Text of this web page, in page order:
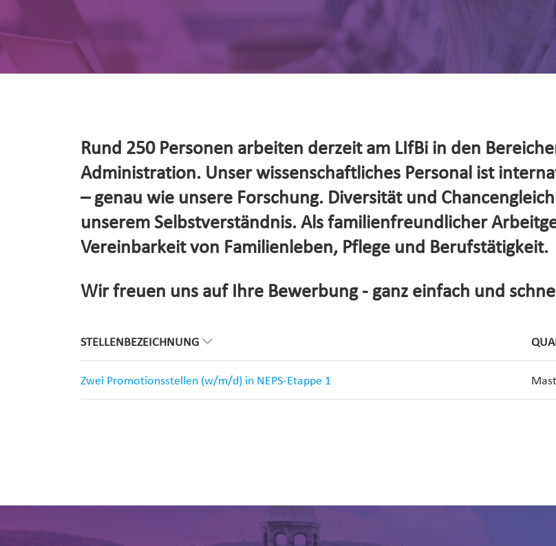
Rund 250 Personen arbeiten derzeit am LIfBi in den
Administration. Unser wissenschaftliches Personal ist
– genau wie unsere Forschung. Diversität und
unserem Selbstverständnis. Als familienfreundlicher
Vereinbarkeit von Familienleben, Pflege und Berufstätigkeit.
Wir freuen uns auf Ihre Bewerbung - ganz einfach und
STELLENBEZEICHNUNG
Zwei Promotionsstellen (w/m/d) in NEPS-Etappe 1